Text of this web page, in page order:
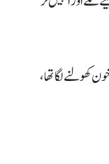
کھولنے لگا تھا،